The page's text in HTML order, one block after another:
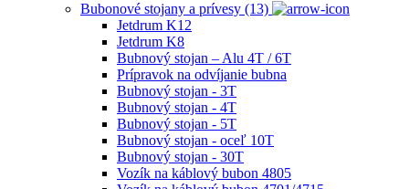
Bubonové stojany a prívesy (13)
Jetdrum K12
Jetdrum K8
Bubnový stojan – Alu 4T / 6T
Prípravok na odvíjanie bubna
Bubnový stojan - 3T
Bubnový stojan - 4T
Bubnový stojan - 5T
Bubnový stojan - oceľ 10T
Bubnový stojan - 30T
Vozík na káblový bubon 4805